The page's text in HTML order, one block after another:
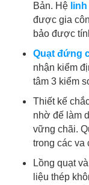
Bản. Hệ
được gia
bảo được
Quạt đứng
nhận kiểm
tâm 3 kiểm
Thiết kế
nhờ đế làm
vững chãi.
trong các va
Lồng quạt
liệu thép